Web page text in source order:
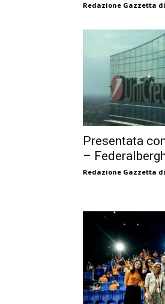
Redazione Gazzetta
Presentata
–
Redazione Gazzetta